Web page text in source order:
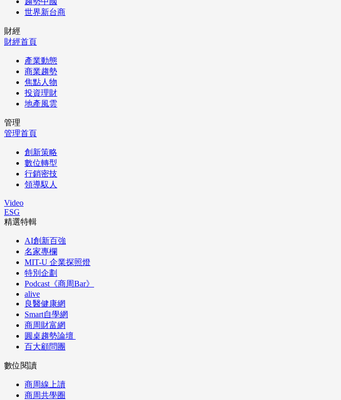
世界新台商
財經
財經首頁
產業動態
商業趨勢
焦點人物
投資理財
地產風雲
管理
管理首頁
創新策略
數位轉型
行銷密技
領導馭人
Video
ESG
精選特輯
AI創新百強
名家專欄
MIT-U 企業探照燈
特別企劃
Podcast《商周Bar》
alive
良醫健康網
Smart自學網
商周財富網
圓桌趨勢論壇
百大顧問團
數位閱讀
商周線上讀
商周共學圈